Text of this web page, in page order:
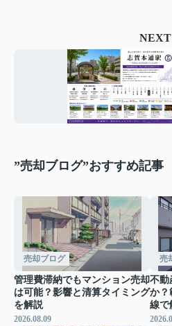
NEXT
”売却ブログ”おすすめ記事
売却ブログ
管理費滞納でもマンション売却
は可能？影響と清算タイミング
を解説
2026.08.09
売
不動
か？
線で